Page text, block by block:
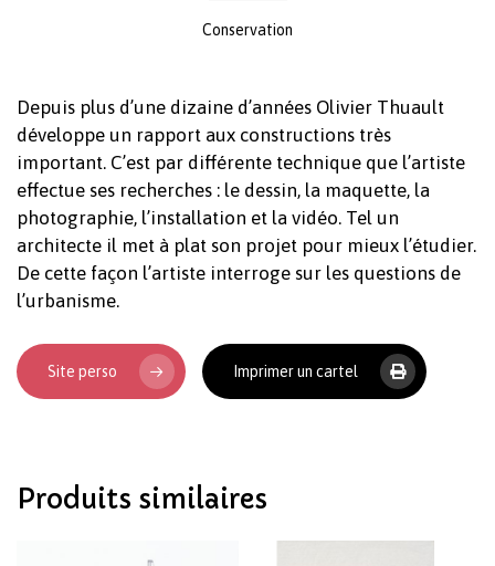
Conservation
Depuis plus d’une dizaine d’années Olivier Thuault
développe un rapport aux constructions très
important. C’est par différente technique que l’artiste
effectue ses recherches : le dessin, la maquette, la
photographie, l’installation et la vidéo. Tel un
architecte il met à plat son projet pour mieux l’étudier.
De cette façon l’artiste interroge sur les questions de
l’urbanisme.
Site perso Imprimer un cartel
Produits similaires